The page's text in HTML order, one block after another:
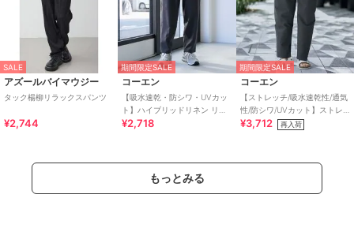
SALE
アズールバイマウジー
タック楊柳リラックスパンツ
¥2,744
期間限定SALE
コーエン
【吸水速乾・防シワ・UVカッ
ト】ハイブリッドリネン リラ
ックスパンツ
¥2,718
期間限定SALE
コーエン
【ストレッチ/吸水速乾性/通気
性/防シワ/UVカット】ストレ
ッチテック メッシュリラック
¥3,712 再入荷
もっとみる